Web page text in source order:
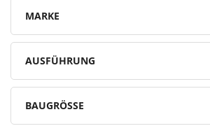
MARKE
AUSFÜHRUNG
BAUGRÖSSE